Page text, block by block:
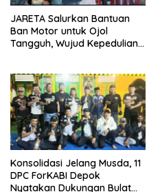
JARETA Salurkan Bantuan
Ban Motor untuk Ojol
Tangguh, Wujud Kepedulian
Konsolidasi Jelang Musda, 11
DPC ForKABI Depok
Nyatakan Dukungan Bulat